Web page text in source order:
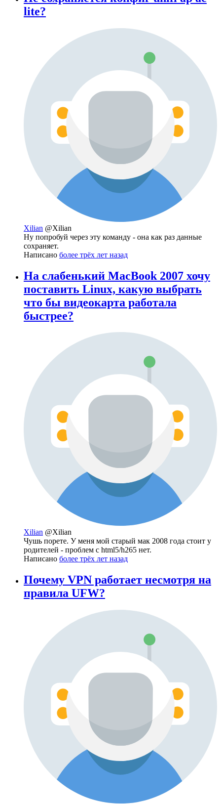
lite?
Xilian @Xilian
Ну попробуй через эту команду - она как раз данные
сохраняет.
Написано более трёх лет назад
На слабенький MacBook 2007 хочу
поставить Linux, какую выбрать
что бы видеокарта работала
быстрее?
Xilian @Xilian
Чушь порете. У меня мой старый мак 2008 года стоит у
родителей - проблем с html5/h265 нет.
Написано более трёх лет назад
Почему VPN работает несмотря на
правила UFW?